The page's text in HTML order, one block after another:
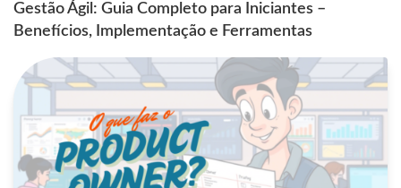
Gestão Ágil: Guia Completo para Iniciantes –
Benefícios, Implementação e Ferramentas